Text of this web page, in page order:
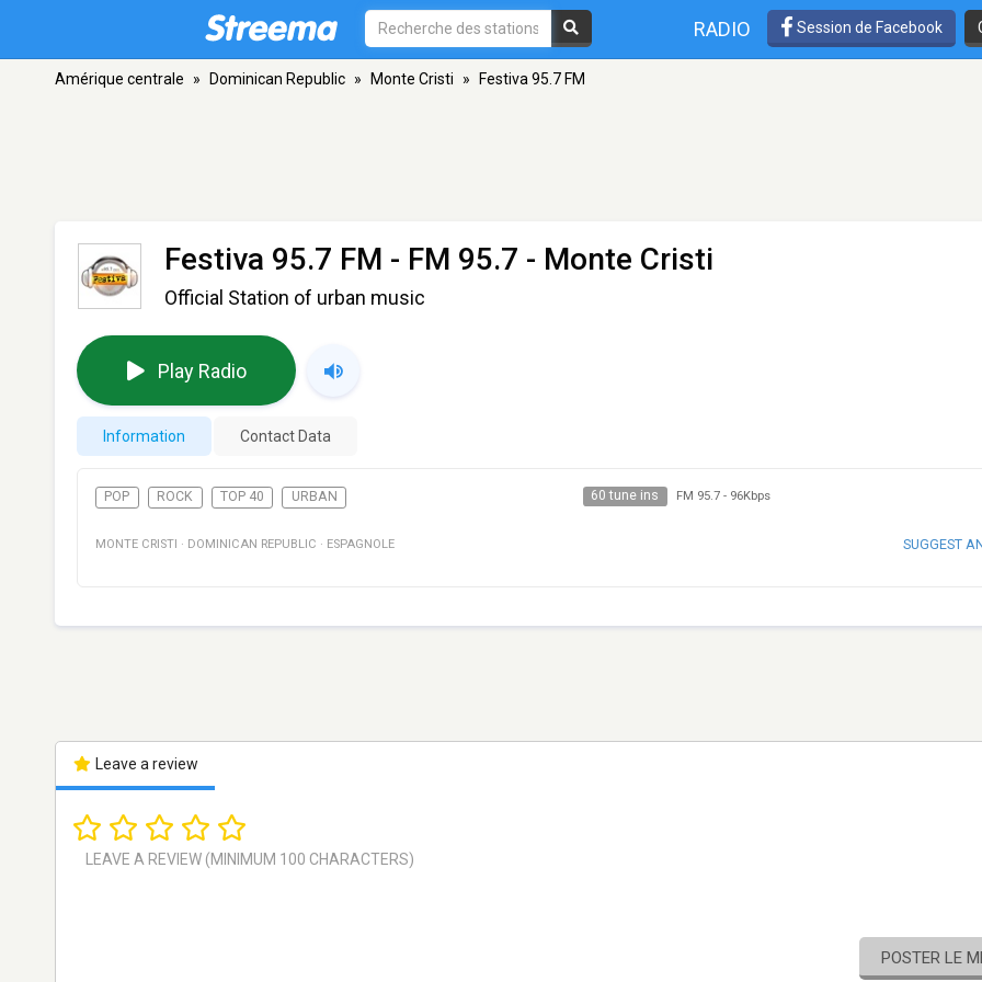
RADIO Session de Facebook
Amérique centrale » Dominican Republic » Monte Cristi » Festiva 95.7 FM
Festiva 95.7 FM - FM 95.7 - Monte Cristi
Official Station of urban music
Play Radio
Information Contact Data
POP ROCK TOP 40 URBAN 60 tune ins FM 95.7- 96Kbps
MONTE CRISTI · DOMINICAN REPUBLIC · ESPAGNOLE SUGGEST
Leave a review
POSTER LE